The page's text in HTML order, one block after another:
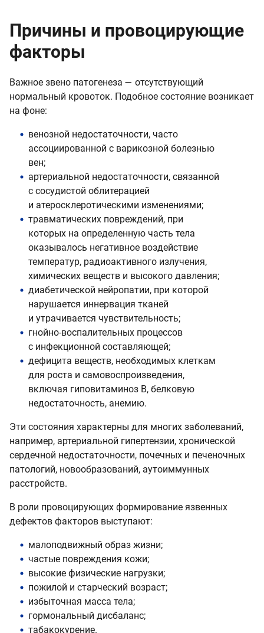
Причины и провоцирующие
факторы
Важное звено патогенеза — отсутствующий
нормальный кровоток. Подобное состояние возникает
на фоне:
венозной недостаточности, часто
ассоциированной с варикозной болезнью
вен;
артериальной недостаточности, связанной
с сосудистой облитерацией
и атеросклеротическими изменениями;
травматических повреждений, при
которых на определенную часть тела
оказывалось негативное воздействие
температур, радиоактивного излучения,
химических веществ и высокого давления;
диабетической нейропатии, при которой
нарушается иннервация тканей
и утрачивается чувствительность;
гнойно-воспалительных процессов
с инфекционной составляющей;
дефицита веществ, необходимых клеткам
для роста и самовоспроизведения,
включая гиповитаминоз B, белковую
недостаточность, анемию.
Эти состояния характерны для многих заболеваний,
например, артериальной гипертензии, хронической
сердечной недостаточности, почечных и печеночных
патологий, новообразований, аутоиммунных
расстройств.
В роли провоцирующих формирование язвенных
дефектов факторов выступают:
малоподвижный образ жизни;
частые повреждения кожи;
высокие физические нагрузки;
пожилой и старческий возраст;
избыточная масса тела;
гормональный дисбаланс;
табакокурение.